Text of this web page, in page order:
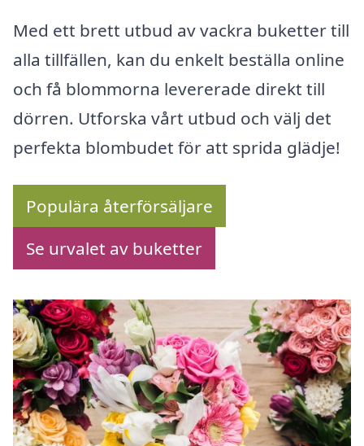
Med ett brett utbud av vackra buketter till
alla tillfällen, kan du enkelt beställa online
och få blommorna levererade direkt till
dörren. Utforska vårt utbud och välj det
perfekta blombudet för att sprida glädje!
Populära återförsäljare
Se urvalet av buketter